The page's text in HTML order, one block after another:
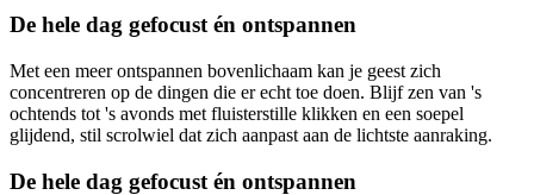
De hele dag gefocust én ontspannen
Met een meer ontspannen bovenlichaam kan je geest zich
concentreren op de dingen die er echt toe doen. Blijf zen van 's
ochtends tot 's avonds met fluisterstille klikken en een soepel
glijdend, stil scrolwiel dat zich aanpast aan de lichtste aanraking.
De hele dag gefocust én ontspannen